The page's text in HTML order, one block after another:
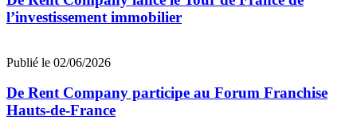
l’investissement immobilier
Publié le 02/06/2026
De Rent Company participe au Forum Franchise
Hauts-de-France